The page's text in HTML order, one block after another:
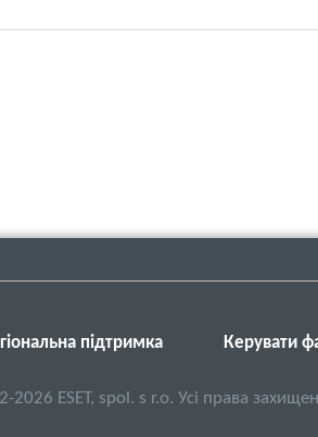
підтримка Керувати
2026 ESET, spol. s r.o. Усі права